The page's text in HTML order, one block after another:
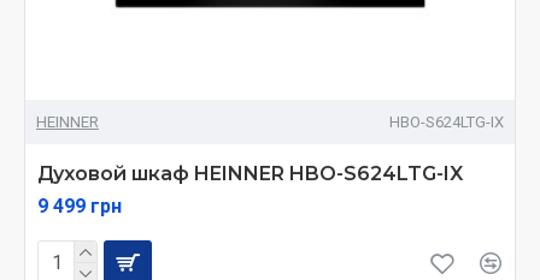
HEINNER HBO-S624LTG-IX
Духовой шкаф HEINNER HBO-S624LTG-IX
9 499 грн